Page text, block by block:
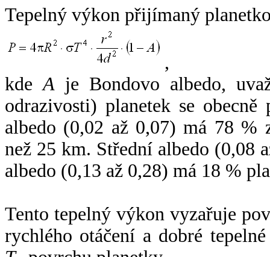
Tepelný výkon přijímaný
,
kdeA je Bondovo albedo,
odrazivosti) planetek se
albedo (0,02 až 0,07) má 78 %
než 25 km. Střední albedo (0,08
albedo (0,13 až 0,28) má 18 %
Tento tepelný výkon vyzařuje
rychlého otáčení a dobré